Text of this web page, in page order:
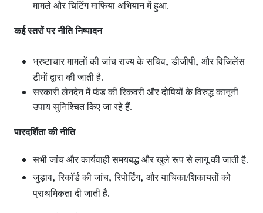
मामले और चिटिंग माफिया अभियान में हुआ.
कई स्तरों पर नीति निष्पादन
भ्रष्टाचार मामलों की जांच राज्य के सचिव,डीजीपी, और विजिलेंस
टीमों द्वारा की जाती है.
सरकारी लेनदेन में फंड की रिकवरी और दोषियों के विरुद्ध कानूनी
उपाय सुनिश्चित किए जा रहे हैं.
पारदर्शिता की नीति
सभी जांच और कार्यवाही समयबद्ध और खुले रूप से लागू की जाती है.
जुड़ाव,रिकॉर्ड की जांच,रिपोर्टिंग, और याचिका/शिकायतों को
प्राथमिकता दी जाती है.